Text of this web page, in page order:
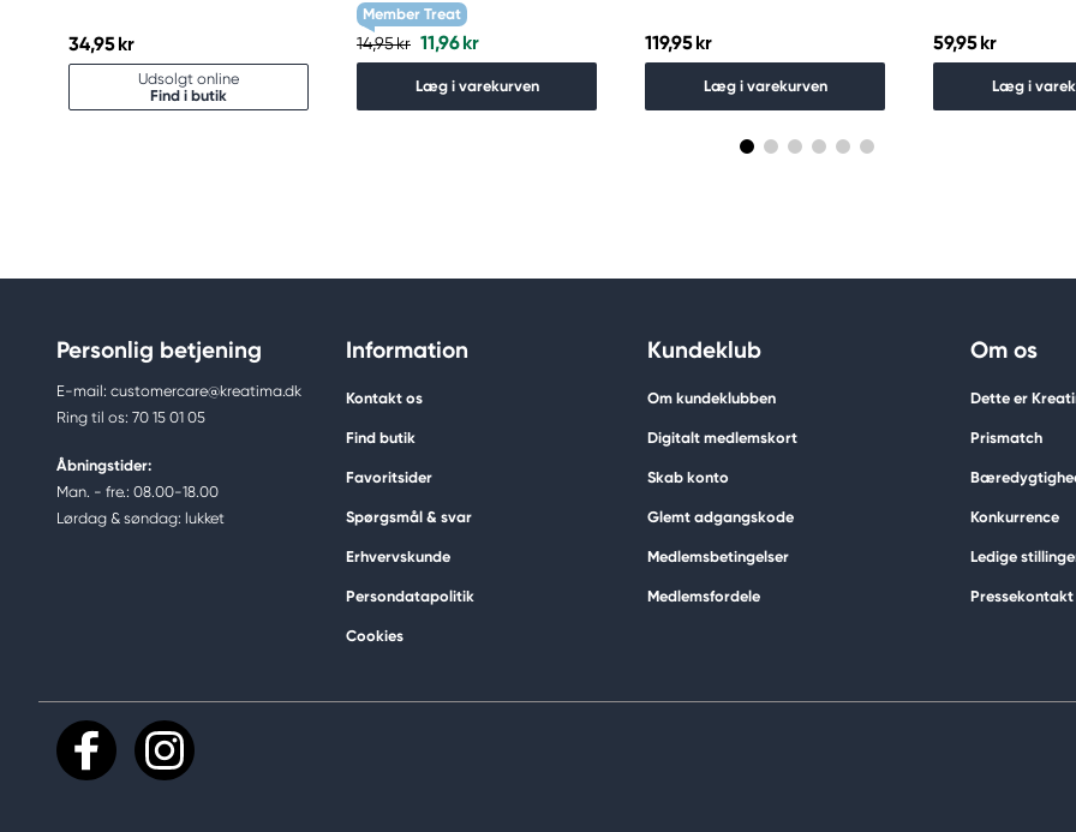
34,95 kr
Udsolgt online
Find i butik
Member Treat
14,95 kr 11,96 kr
Læg i varekurven
119,95 kr
Læg i varekurven
59,95 kr
Læg i
Personlig betjening
E-mail: customercare@kreatima.dk
Ring til os: 70 15 01 05
Åbningstider:
Man. - fre.: 08.00-18.00
Lørdag & søndag: lukket
Information
Kontakt os
Find butik
Favoritsider
Spørgsmål & svar
Erhvervskunde
Persondatapolitik
Cookies
Kundeklub
Om kundeklubben
Digitalt medlemskort
Skab konto
Glemt adgangskode
Medlemsbetingelser
Medlemsfordele
Om os
Dette er
Prismatch
Konkurrence
Ledige
Pressekontakt